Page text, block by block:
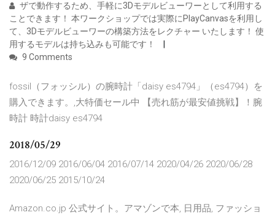
ザで動作するため、手軽に3Dモデルビューワーとして利用する
ことできます！ 本ワークショップでは実際にPlayCanvasを利用し
て、3Dモデルビューワーの構築方法をレクチャー いたします！ 使
用するモデルは持ち込みも可能です！
9 Comments
fossil（フォッシル）の腕時計「daisy es4794」（es4794）を
購入できます。,大特価セール中 【売れ筋が最安値挑戦】！腕
時計 時計daisy es4794
2018/05/29
2016/12/09 2016/06/04 2016/07/14 2020/04/26 2020/06/28
2020/06/25 2015/10/24
Amazon.co.jp 公式サイト。アマゾンで本, 日用品, ファッショ